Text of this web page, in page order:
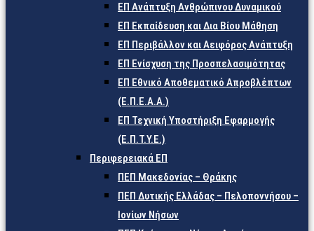
ΕΠ Ανάπτυξη Ανθρώπινου Δυναμικού
ΕΠ Εκπαίδευση και Δια Βίου Μάθηση
ΕΠ Περιβάλλον και Αειφόρος Ανάπτυξη
ΕΠ Ενίσχυση της Προσπελασιμότητας
ΕΠ Εθνικό Αποθεματικό Απροβλέπτων
(Ε.Π.Ε.Α.Α.)
ΕΠ Τεχνική Υποστήριξη Εφαρμογής
(Ε.Π.Τ.Υ.Ε.)
Περιφερειακά ΕΠ
ΠΕΠ Μακεδονίας – Θράκης
ΠΕΠ Δυτικής Ελλάδας – Πελοποννήσου –
Ιονίων Νήσων